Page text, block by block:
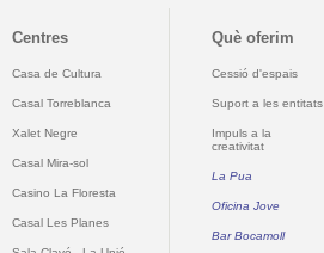
Centres
Casa de Cultura
Casal Torreblanca
Xalet Negre
Casal Mira-sol
Casino La Floresta
Casal Les Planes
Què oferim
Cessió d'espais
Suport a les entitats
Impuls a la
creativitat
La Pua
Oficina Jove
Bar Bocamoll